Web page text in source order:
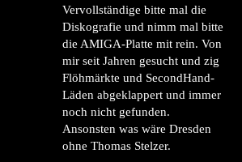
Vervollständige bitte mal die
Diskografie und nimm mal bitte
die AMIGA-Platte mit rein. Von
mir seit Jahren gesucht und zig
Flöhmärkte und SecondHand-
Läden abgeklappert und immer
noch nicht gefunden.
Ansonsten was wäre Dresden
ohne Thomas Stelzer.